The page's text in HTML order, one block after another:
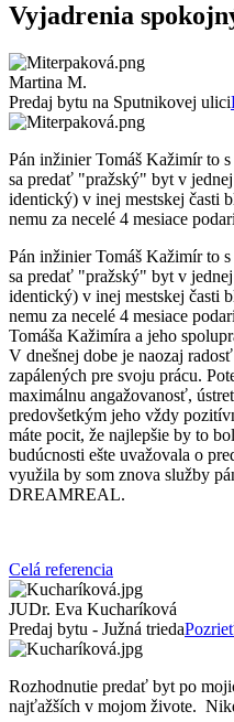
Vyjadrenia
Martina M.
Predaj bytu na Sputnikovej ulici
Pán inžinier Tomáš Kažimír to
sa predať "pražský" byt v
identický) v inej mestskej časti
nemu za necelé 4 mesiace
Pán inžinier Tomáš Kažimír to
sa predať "pražský" byt v
identický) v inej mestskej časti
nemu za necelé 4 mesiace
Tomáša Kažimíra a jeho
V dnešnej dobe je naozaj
zapálených pre svoju prácu.
maximálnu angažovanosť,
predovšetkým jeho vždy
máte pocit, že najlepšie by to
budúcnosti ešte uvažovala o
využila by som znova služby
DREAMREAL.
Celá referencia
JUDr. Eva Kucharíková
Predaj bytu - Južná trieda
Rozhodnutie predať byt po
najťažších v mojom živote.